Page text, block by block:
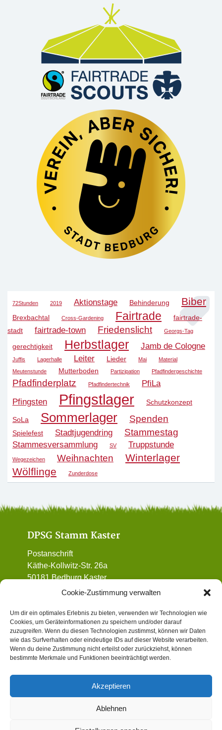
Cookie-Zustimmung verwalten
Um dir ein optimales Erlebnis zu bieten, verwenden wir Technologien wie
Cookies, um Geräteinformationen zu speichern und/oder darauf
zuzugreifen. Wenn du diesen Technologien zustimmst, können wir Daten
wie das Surfverhalten oder eindeutige IDs auf dieser Website verarbeiten.
Wenn du deine Zustimmung nicht erteilst oder zurückziehst, können
bestimmte Merkmale und Funktionen beeinträchtigt werden.
Akzeptieren
Ablehnen
72Stunden 2019 Aktionstage Behinderung Biber
Brexbachtal Cross-Gardening Fairtrade
fairtrade-
stadt
fairtrade-town Friedenslicht Georgs-Tag
gerechtigkeit Herbstlager Jamb de Cologne
Juffis Lagerhalle Leiter Lieder Mai
Material
Meutenstunde
Mutterboden Partizipation Pfadfindergeschichte
Pfadfinderplatz Pfadfindertechnik
PfiLa
Pfingsten
Pfingstlager Schutzkonzept
SoLa Sommerlager Spenden
Spielefest Stadtjugendring Stammestag
Stammesversammlung SV Truppstunde
Wegezeichen Weihnachten
Winterlager
Wölflinge
Zunderdose
DPSG Stamm Kaster
Postanschrift
Käthe-Kollwitz-Str. 26a
50181 Bedburg Kaster
01 72 / 90 32 962
Informatives
Datenschutz
Impressum
Gewaltschutzkonzept (Institutionelles
Cookie-Richtlinie (EU)